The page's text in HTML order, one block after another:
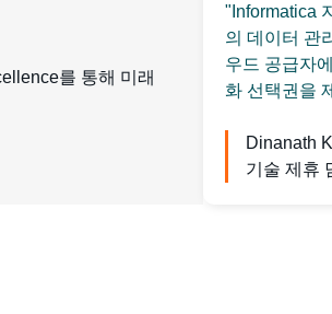
를 통해 미래
"Informatica
의 데이터 관
우드 공급자
화 선택권을
Dinanath
기술 제휴